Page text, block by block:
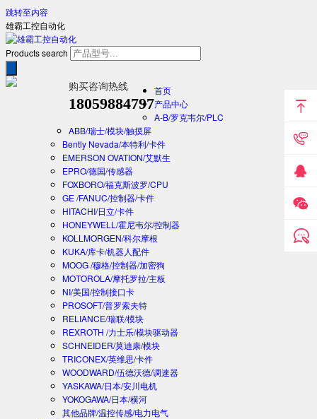
跳转至内容
雄霸工控自动化
Products search
购买咨询热线
18059884797
首页
产品中心
A-B/罗克韦尔/PLC
ABB/瑞士/模块/触摸屏
Bently Nevada/本特利/卡件
EMERSON OVATION/艾默生
EPRO/德国/传感器
FOXBORO/福克斯波罗/CPU
GE /FANUC/控制器/卡件
HITACHI/日立/卡件
HONEYWELL/霍尼韦尔/控制器
KOLLMORGEN/科尔摩根
KUKA/库卡/机器人配件
MOOG /穆格/控制器/加密狗
MOTOROLA/摩托罗拉/主板
NI/美国/控制接口卡
PROSOFT/普罗索夫特
RELIANCE/瑞联/模块
REXROTH /力士乐/模块驱动器
SCHNEIDER/莫迪康/模块
TRICONEX/英维思/卡件
WOODWARD/伍德沃德/调速器
YASKAWA/日本/安川电机
YOKOGAWA/日本/横河
其他品牌/温控传感/电力电气